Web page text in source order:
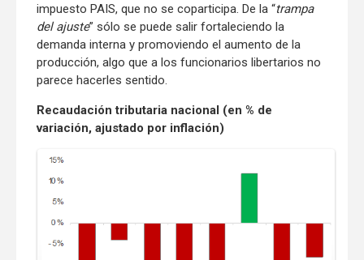
impuesto PAIS, que no se coparticipa. De la “trampa
del ajuste” sólo se puede salir fortaleciendo la
demanda interna y promoviendo el aumento de la
producción, algo que a los funcionarios libertarios no
parece hacerles sentido.
Recaudación tributaria nacional (en % de
variación, ajustado por inflación)